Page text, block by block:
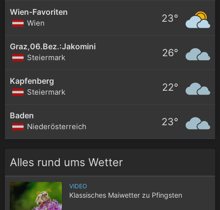
Wien-Favoriten
Wien 23°
Graz,06.Bez.:Jakomini
Steiermark 26°
Kapfenberg
Steiermark 22°
Baden
Niederösterreich 23°
Alles rund ums Wetter
VIDEO
Klassisches Maiwetter zu Pfingsten